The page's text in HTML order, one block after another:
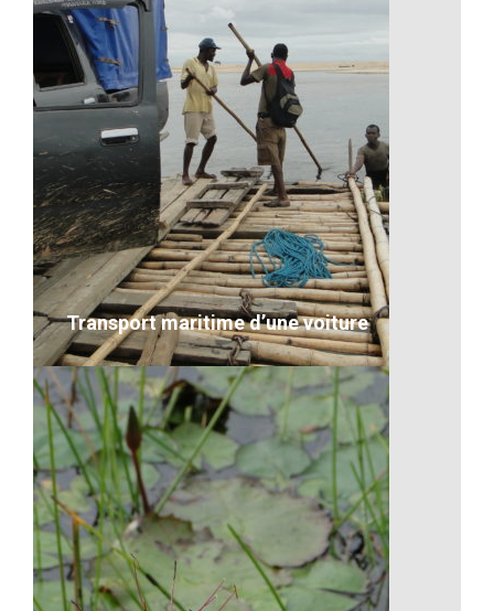
L’entraide, une valeur
Description
VOIR LE DÉTAIL
Transport maritime d’une voiture